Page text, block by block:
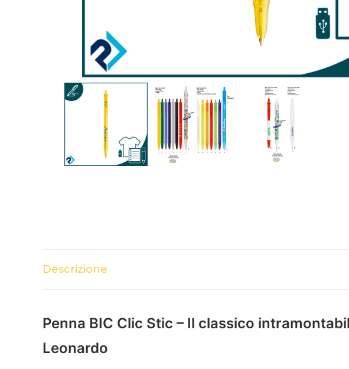
Descrizione
Penna BIC Clic Stic – Il classico
Leonardo